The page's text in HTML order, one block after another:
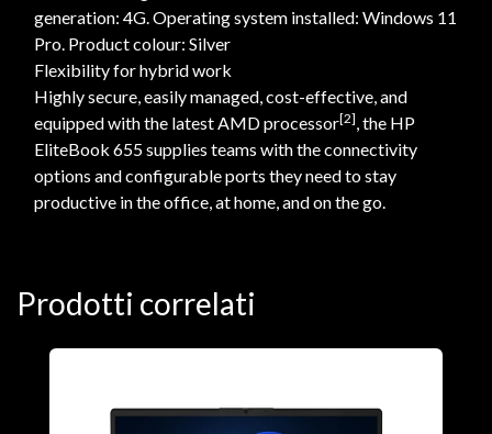
generation: 4G. Operating system installed: Windows 11
Pro. Product colour: Silver
Flexibility for hybrid work
Highly secure, easily managed, cost-effective, and
equipped with the latest AMD processor[2], the HP
EliteBook 655 supplies teams with the connectivity
options and configurable ports they need to stay
productive in the office, at home, and on the go.
Prodotti correlati